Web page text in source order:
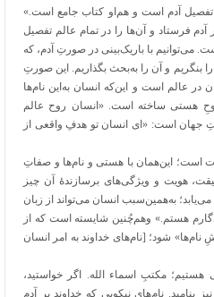
آدم است و هم‌او کتاب جامع است.»
آدم فرستاد و آن‌ها را در تمام عالم تفصیل
می‌توانیم با باریک‌بینی در صورتِ آدم، که
و آن را به‌بحث بگذاریم. این صورتِ
در عالم است و این‌که انسان به‌این نام‌ها
هستی ساخته است. «انسان روح عالم
جهان است: «ای انسان تو هدفِ واقعی از
است؛ این‌همان با هستی و نام‌ها و صفاتِ
هویت و ویژگی‌های برسازندهٔ آن چیز
می‌یابد؛ به‌همین‌سبب انسان می‌تواند از زبان
هستم.» وهم‌چُنین شایسته است که از
نام‌ها» شود؛ [نام‌های خداوند به امر انسان
مکتبِ اسماء الله. اگر خواستید،
بنامید. نام‌های نیکویی که خداوند بر آدم